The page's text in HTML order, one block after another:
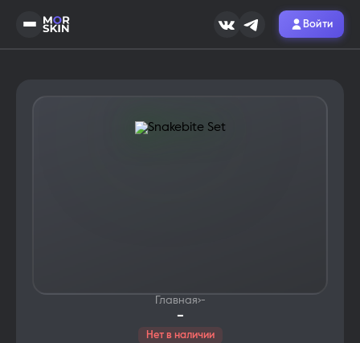
Войти
Главная›-
-
Нет в наличии